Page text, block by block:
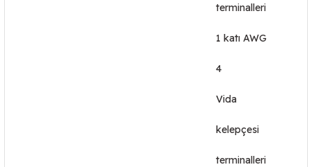
terminalleri
1 katı AWG
4
Vida
kelepçesi
terminalleri